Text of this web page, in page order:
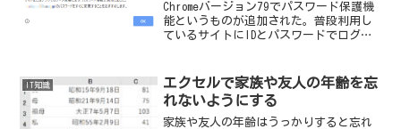
Chromeバージョン79でパスワード保護機
能というものが追加された。普段利用し
ているサイトにIDとパスワードでログイ
してくださいサイトまたはアプリでのデ
ータ侵害により...
IT知識
エクセルで家族や友人の年齢を忘
れないようにする
家族や友人の年齢はうっかりすると忘れ